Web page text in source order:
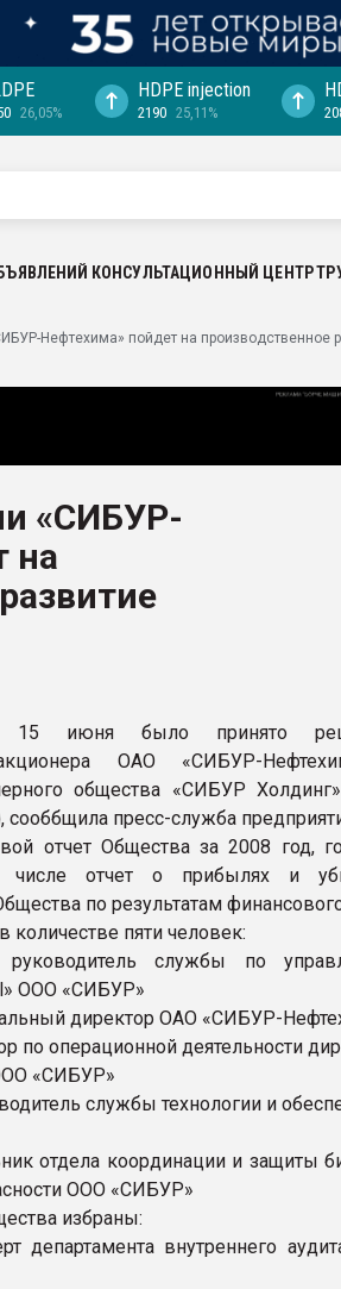
26,05%
HDPE injection
2190 25,11%
КОНСУЛЬТАЦИОННЫЙ ЦЕНТР
Нефтехима» пойдет на производственное
«СИБУР-
на
15 июня было принято
акционера ОАО «СИБУР-
общества «СИБУР
пресс-служба
отчет Общества за 2008 год,
числе отчет о прибылях и
по результатам
количестве пяти человек:
службы по
ООО «СИБУР»
директор ОАО «СИБУР-
по операционной деятельности
«СИБУР»
службы технологии и
отдела координации и защиты
ООО «СИБУР»
избраны:
департамента внутреннего